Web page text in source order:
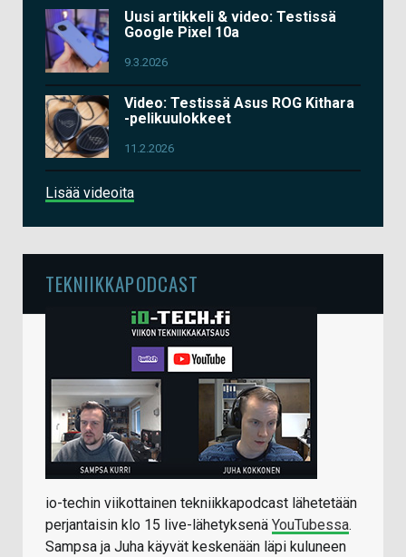
Uusi artikkeli & video: Testissä
Google Pixel 10a
9.3.2026
Video: Testissä Asus ROG Kithara
-pelikuulokkeet
11.2.2026
Lisää videoita
TEKNIIKKAPODCAST
io-techin viikottainen tekniikkapodcast lähetetään
perjantaisin klo 15 live-lähetyksenä YouTubessa.
Sampsa ja Juha käyvät keskenään läpi kuluneen